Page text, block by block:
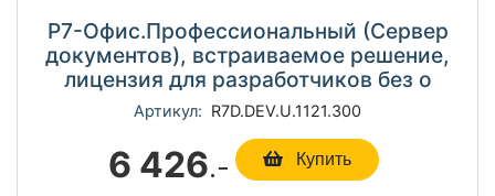
Р7-Офис.Профессиональный (Сервер
документов), встраиваемое решение,
лицензия для разработчиков без о
Артикул: R7D.DEV.U.1121.300
6 426.- Купить